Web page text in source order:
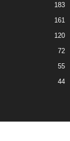
183
161
120
72
55
44